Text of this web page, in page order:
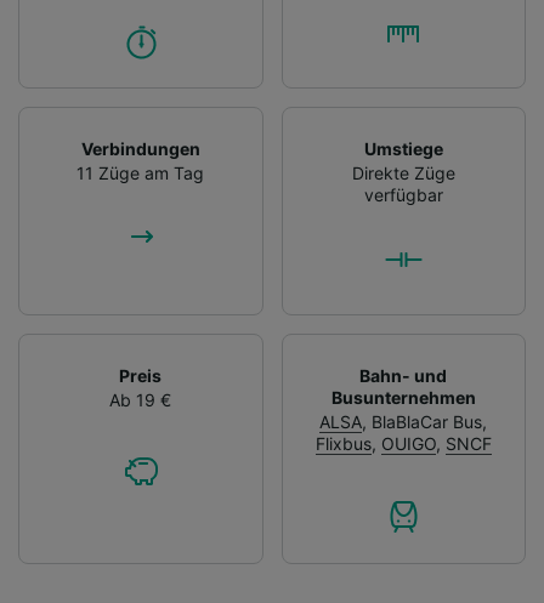
Verbindungen
11 Züge am Tag
Umstiege
Direkte Züge
verfügbar
Preis
Ab 19 €
Bahn- und
Busunternehmen
ALSA, BlaBlaCar Bus,
Flixbus, OUIGO, SNCF